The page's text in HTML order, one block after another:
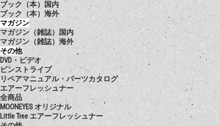
ブック（本）国内
ブック（本）海外
マガジン
マガジン（雑誌）国内
マガジン（雑誌）海外
その他
DVD・ビデオ
ピンストライプ
リペアマニュアル・パーツカタログ
エアーフレッシュナー
全商品
MOONEYES オリジナル
Little Tree エアーフレッシュナー